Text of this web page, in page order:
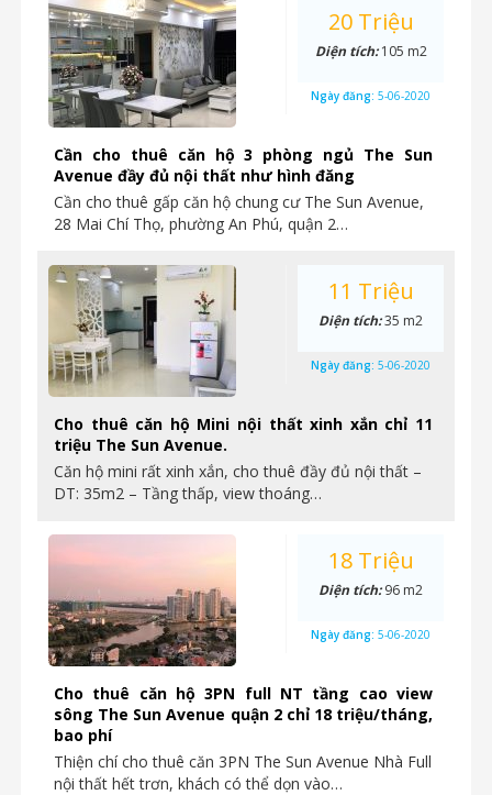
Cần cho thuê căn hộ 3 phòng ngủ The Sun
Avenue đầy đủ nội thất như hình đăng
Cần cho thuê gấp căn hộ chung cư The Sun Avenue,
28 Mai Chí Thọ, phường An Phú, quận 2…
20 Triệu
Diện tích:105 m2
Ngày đăng: 5-06-2020
Cho thuê căn hộ Mini nội thất xinh xắn chỉ 11
triệu The Sun Avenue.
Căn hộ mini rất xinh xắn, cho thuê đầy đủ nội thất –
DT: 35m2 – Tầng thấp, view thoáng…
11 Triệu
Diện tích:35 m2
Ngày đăng: 5-06-2020
Cho thuê căn hộ 3PN full NT tầng cao view
sông The Sun Avenue quận 2 chỉ 18 triệu/tháng,
bao phí
Thiện chí cho thuê căn 3PN The Sun Avenue Nhà Full
nội thất hết trơn, khách có thể dọn vào…
18 Triệu
Diện tích:96 m2
Ngày đăng: 5-06-2020